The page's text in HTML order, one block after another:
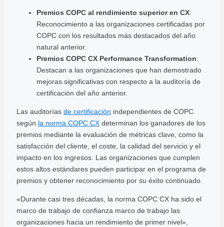
Premios COPC al rendimiento superior en CX:
Reconocimiento a las organizaciones certificadas por
COPC con los resultados más destacados del año
natural anterior.
Premios COPC CX Performance Transformation:
Destacan a las organizaciones que han demostrado
mejoras significativas con respecto a la auditoría de
certificación del año anterior.
Las auditorías de certificación independientes de COPC
según la norma COPC CXdeterminan los ganadores de los
premios mediante la evaluación de métricas clave, como la
satisfacción del cliente, el coste, la calidad del servicio y el
impacto en los ingresos. Las organizaciones que cumplen
estos altos estándares pueden participar en el programa de
premios y obtener reconocimiento por su éxito continuado.
«Durante casi tres décadas, la norma COPC CX ha sido el
marco de trabajo de confianza marco de trabajo las
organizaciones hacia un rendimiento de primer nivel»,